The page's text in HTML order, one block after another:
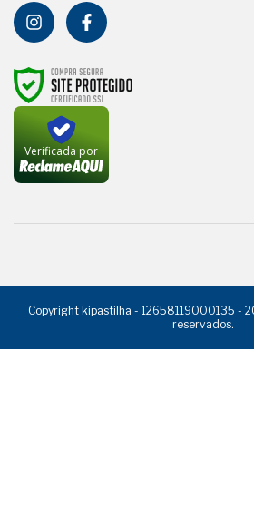
Verificada por
Copyright kipastilha - 12658119000135 -
reservados.